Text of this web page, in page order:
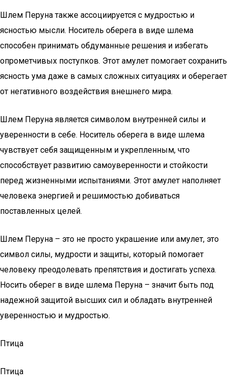
Шлем Перуна также ассоциируется с мудростью и
ясностью мысли. Носитель оберега в виде шлема
способен принимать обдуманные решения и избегать
опрометчивых поступков. Этот амулет помогает сохранить
ясность ума даже в самых сложных ситуациях и оберегает
от негативного воздействия внешнего мира.
Шлем Перуна является символом внутренней силы и
уверенности в себе. Носитель оберега в виде шлема
чувствует себя защищенным и укрепленным, что
способствует развитию самоуверенности и стойкости
перед жизненными испытаниями. Этот амулет наполняет
человека энергией и решимостью добиваться
поставленных целей.
Шлем Перуна – это не просто украшение или амулет, это
символ силы, мудрости и защиты, который помогает
человеку преодолевать препятствия и достигать успеха.
Носить оберег в виде шлема Перуна – значит быть под
надежной защитой высших сил и обладать внутренней
уверенностью и мудростью.
Птица
Птица